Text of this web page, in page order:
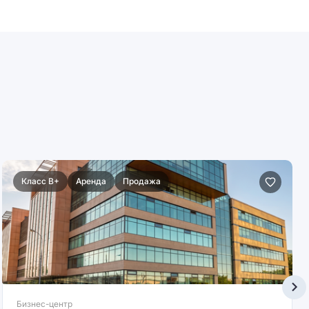
Класс B+ Аренда Продажа
Бизнес-центр